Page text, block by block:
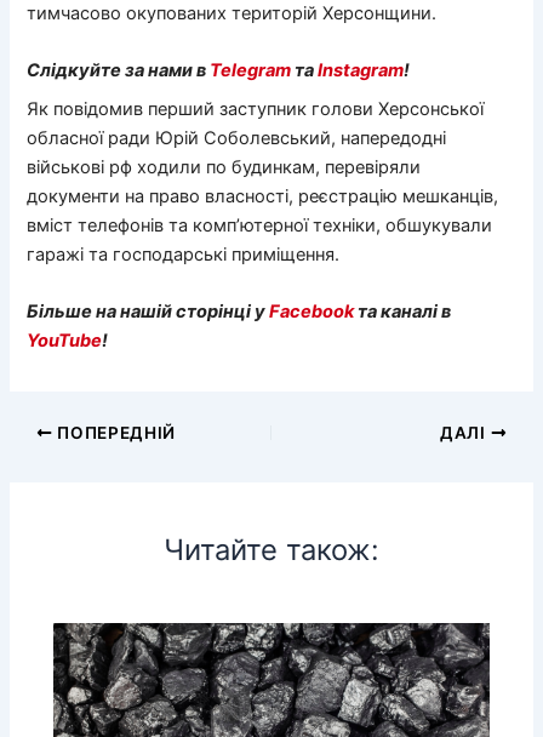
тимчасово окупованих територій Херсонщини.
Слідкуйте за нами в Telegram таInstagram!
Як повідомив перший заступник голови Херсонської
обласної ради Юрій Соболевський, напередодні
військові рф ходили по будинкам, перевіряли
документи на право власності, реєстрацію мешканців,
вміст телефонів та комп’ютерної техніки, обшукували
гаражі та господарські приміщення.
Більше на нашій сторінці уFacebookта каналі в
YouTube!
ПОПЕРЕДНІЙ ДАЛІ
Читайте також: